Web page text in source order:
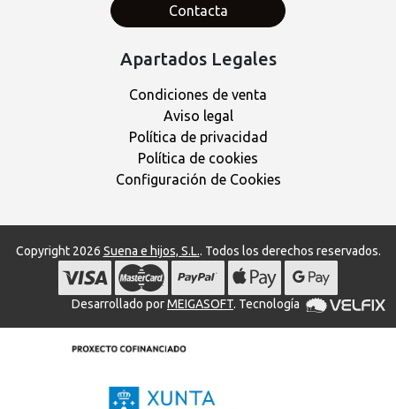
Contacta
Apartados Legales
Condiciones de venta
Aviso legal
Política de privacidad
Política de cookies
Configuración de Cookies
Copyright 2026 Suena e hijos, S.L.. Todos los derechos reservados.
Desarrollado porMEIGASOFT. Tecnología